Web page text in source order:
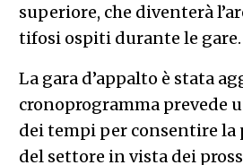
superiore, che diventerà
tifosi ospiti durante le gare.
La gara d’appalto è stata
cronoprogramma prevede
dei tempi per consentire
del settore in vista dei